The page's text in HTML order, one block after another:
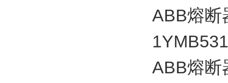
ABB熔断
ABB熔断